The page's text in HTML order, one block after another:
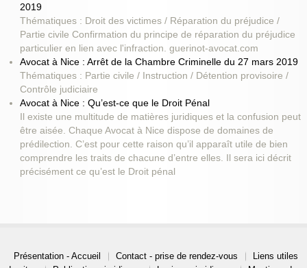
2019
Thématiques : Droit des victimes / Réparation du préjudice /
Partie civile Confirmation du principe de réparation du préjudice
particulier en lien avec l'infraction. guerinot-avocat.com
Avocat à Nice : Arrêt de la Chambre Criminelle du 27 mars 2019
Thématiques : Partie civile / Instruction / Détention provisoire /
Contrôle judiciaire
Avocat à Nice : Qu’est-ce que le Droit Pénal
Il existe une multitude de matières juridiques et la confusion peut
être aisée. Chaque Avocat à Nice dispose de domaines de
prédilection. C’est pour cette raison qu’il apparaît utile de bien
comprendre les traits de chacune d’entre elles. Il sera ici décrit
précisément ce qu’est le Droit pénal
Présentation - Accueil Contact - prise de rendez-vous
Liens utiles